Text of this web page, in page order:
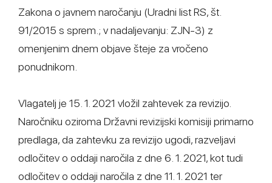
Zakona o javnem naročanju (Uradni list RS, št.
91/2015 s sprem.; v nadaljevanju: ZJN-3) z
omenjenim dnem objave šteje za vročeno
ponudnikom.
Vlagatelj je 15. 1. 2021 vložil zahtevek za revizijo.
Naročniku oziroma Državni revizijski komisiji primarno
predlaga, da zahtevku za revizijo ugodi, razveljavi
odločitev o oddaji naročila z dne 6. 1. 2021, kot tudi
odločitev o oddaji naročila z dne 11. 1. 2021 ter